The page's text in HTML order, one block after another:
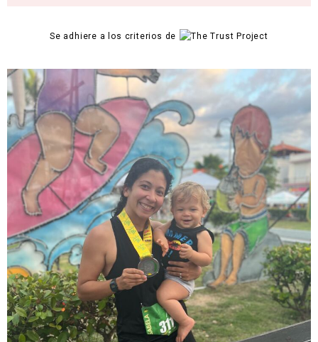
Se adhiere a los criterios de